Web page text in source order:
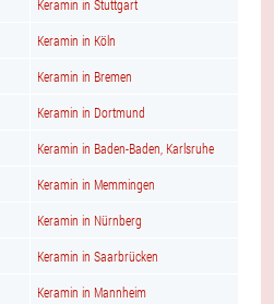
Keramin in Stuttgart
Keramin in Köln
Keramin in Bremen
Keramin in Dortmund
Keramin in Baden-Baden, Karlsruhe
Keramin in Memmingen
Keramin in Nürnberg
Keramin in Saarbrücken
Keramin in Mannheim